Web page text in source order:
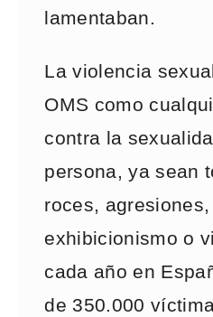
lamentaban.
La violencia
OMS como
contra la
persona, ya sean
roces,
exhibicionismo o
cada año en
de 350.000